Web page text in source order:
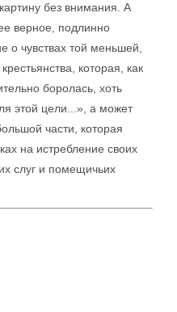
без внимания. А
верное, подлинно
о чувствах той меньшей,
которая, как
боролась, хоть
этой цели...», а может
части, которая
на истребление своих
слуг и помещичьих